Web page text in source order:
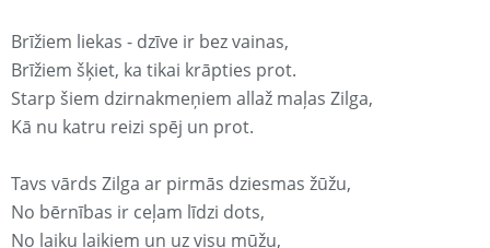
Brīžiem liekas - dzīve ir bez vainas,
Brīžiem šķiet, ka tikai krāpties prot.
Starp šiem dzirnakmeņiem allaž maļas Zilga,
Kā nu katru reizi spēj un prot.
Tavs vārds Zilga ar pirmās dziesmas žūžu,
No bērnības ir ceļam līdzi dots,
No laiku laikiem un uz visu mūžu,